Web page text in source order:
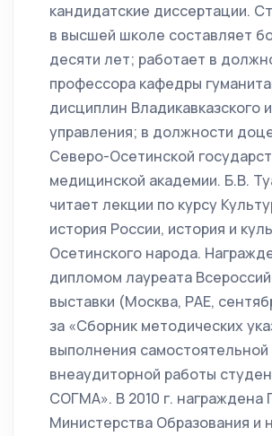
кандидатские диссертации.
в высшей школе составляет
десяти лет; работает в
профессора кафедры
дисциплин Владикавказского
управления; в должности
Северо-Осетинской
медицинской академии. Б.В.
читает лекции по курсу
история России, история и
Осетинского народа.
дипломом лауреата
выставки (Москва, РАЕ,
за «Сборник методических
выполнения самостоятельной
внеаудиторной работы
СОГМА». В 2010 г. награждена
Министерства Образования и